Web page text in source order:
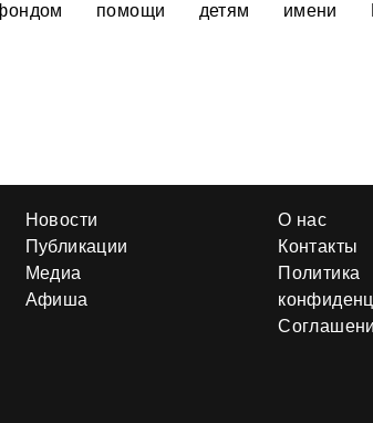
помощи детям имени
Новости
Публикации
Медиа
Афиша
О нас
Контакты
Политика